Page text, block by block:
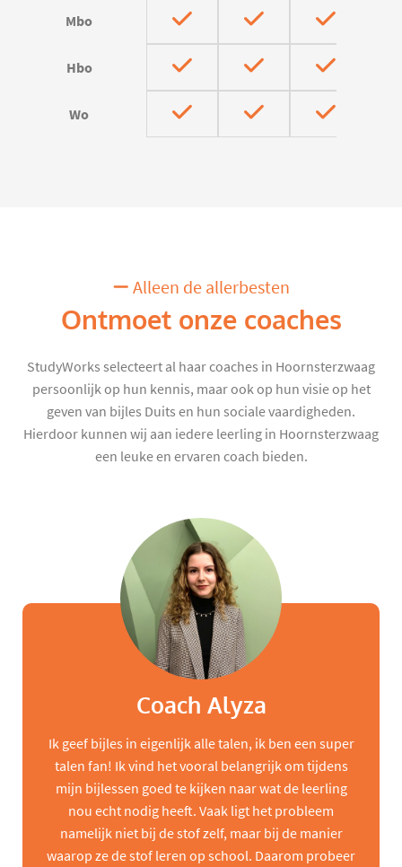
Mbo
Hbo
Wo
Alleen de allerbesten
Ontmoet onze coaches
StudyWorks selecteert al haar coaches in Hoornsterzwaag
persoonlijk op hun kennis, maar ook op hun visie op het
geven van bijles Duits en hun sociale vaardigheden.
Hierdoor kunnen wij aan iedere leerling in Hoornsterzwaag
een leuke en ervaren coach bieden.
Coach Alyza
Ik geef bijles in eigenlijk alle talen, ik ben een super
talen fan! Ik vind het vooral belangrijk om tijdens
mijn bijlessen goed te kijken naar wat de leerling
nou echt nodig heeft. Vaak ligt het probleem
namelijk niet bij de stof zelf, maar bij de manier
waarop ze de stof leren op school. Daarom probeer